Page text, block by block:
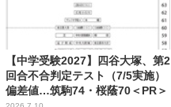
【中学受験2027】四谷大塚、第2
回合不合判定テスト（7/5実施）
偏差値…筑駒74・桜蔭70＜PR＞